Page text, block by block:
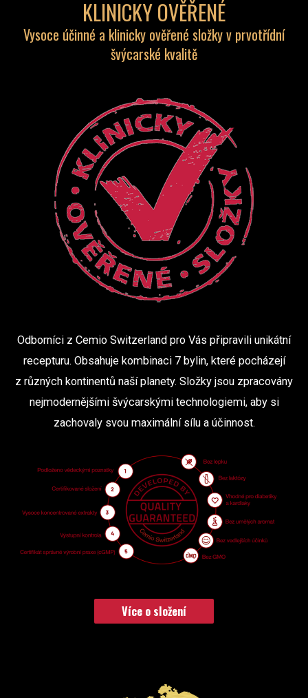
KLINICKY OVĚŘENÉ
Vysoce účinné a klinicky ověřené složky v prvotřídní
švýcarské kvalitě
Odborníci z Cemio Switzerland pro Vás připravili unikátní
recepturu. Obsahuje kombinaci 7 bylin, které pocházejí
z různých kontinentů naší planety. Složky jsou zpracovány
nejmodernějšími švýcarskými technologiemi, aby si
zachovaly svou maximální sílu a účinnost.
Více o složení